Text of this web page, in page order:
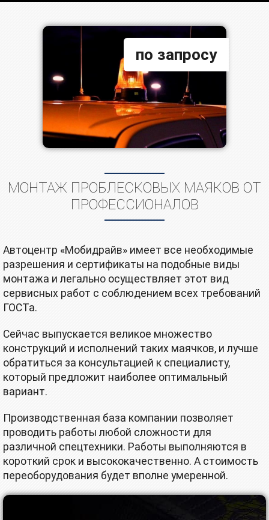
по запросу
МОНТАЖ ПРОБЛЕСКОВЫХ МАЯКОВ ОТ
ПРОФЕССИОНАЛОВ
Автоцентр «Moбидpайв» имеет все необходимые
разрешения и сертификаты на подобные виды
монтажа и легально осуществляет этот вид
сервисных работ с соблюдением всех требований
ГОСТа.
Сейчас выпускается великое множество
конструкций и исполнений таких маячков, и лучше
обратиться за консультацией к специалисту,
который предложит наиболее оптимальный
вариант.
Производственная база компании позволяет
проводить работы любой сложности для
различной спецтехники. Работы выполняются в
короткий срок и высококачественно. А стоимость
переоборудования будет вполне умеренной.